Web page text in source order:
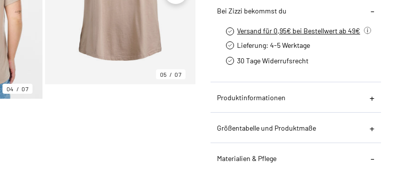
04 07
05 07
Bei Zizzi bekommst du
Versand für 0,95€ bei Bestellwert ab 49€
Lieferung: 4-5 Werktage
30 Tage Widerrufsrecht
Produktinformationen
Größentabelle und Produktmaße
Materialien & Pflege